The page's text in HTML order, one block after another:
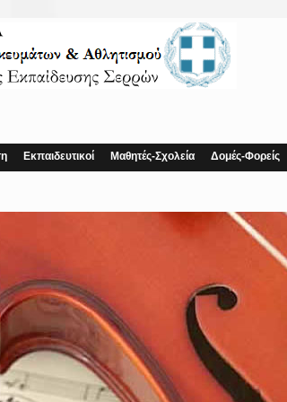
Εκπαιδευτικοί Μαθητές-Σχολεία Δομές-Φορείς